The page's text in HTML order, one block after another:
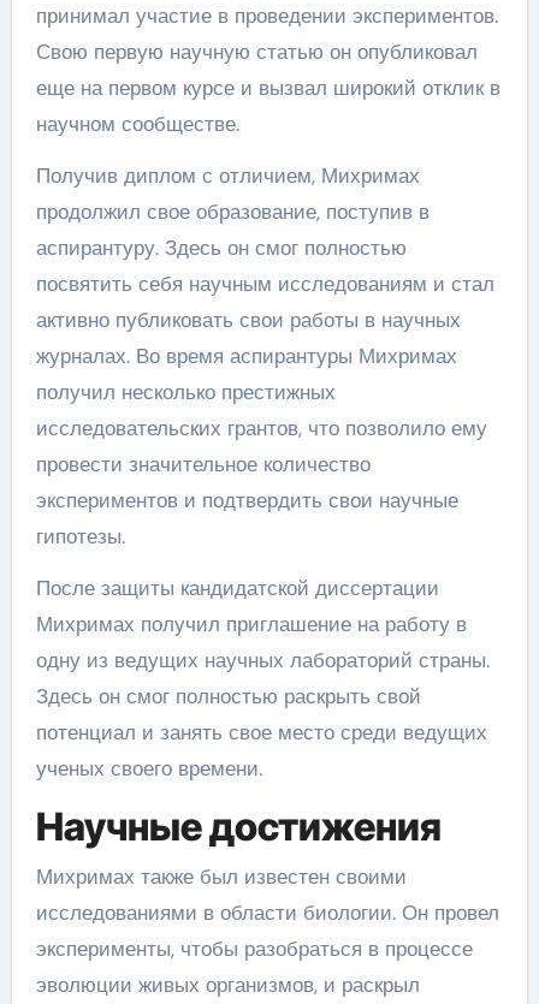
принимал участие в проведении экспериментов.
Свою первую научную статью он опубликовал
еще на первом курсе и вызвал широкий отклик в
научном сообществе.
Получив диплом с отличием, Михримах
продолжил свое образование, поступив в
аспирантуру. Здесь он смог полностью
посвятить себя научным исследованиям и стал
активно публиковать свои работы в научных
журналах. Во время аспирантуры Михримах
получил несколько престижных
исследовательских грантов, что позволило ему
провести значительное количество
экспериментов и подтвердить свои научные
гипотезы.
После защиты кандидатской диссертации
Михримах получил приглашение на работу в
одну из ведущих научных лабораторий страны.
Здесь он смог полностью раскрыть свой
потенциал и занять свое место среди ведущих
ученых своего времени.
Научные достижения
Михримах также был известен своими
исследованиями в области биологии. Он провел
эксперименты, чтобы разобраться в процессе
эволюции живых организмов, и раскрыл